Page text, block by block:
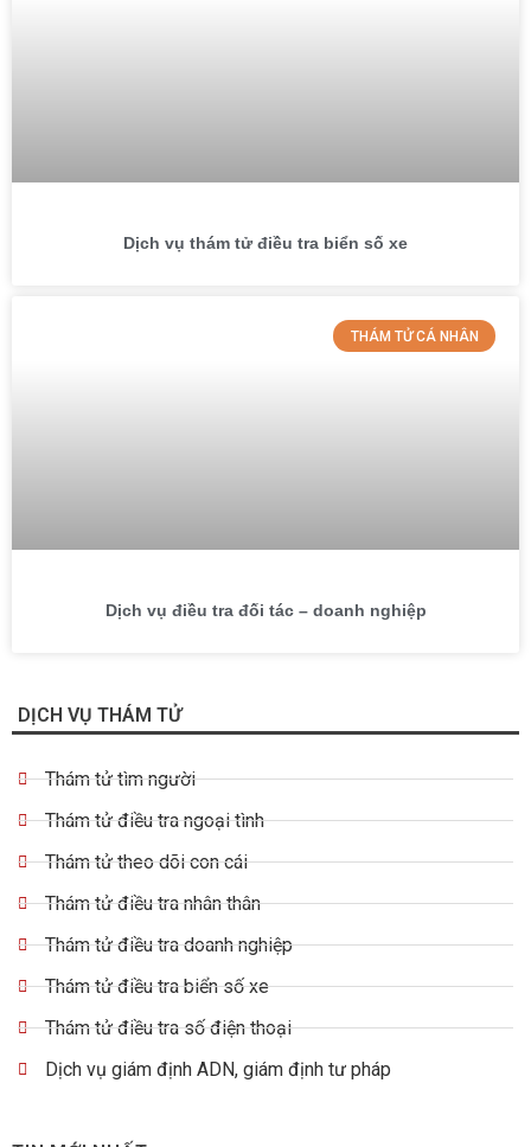
Dịch vụ thám tử điều tra biển số xe
THÁM TỬ CÁ NHÂN
Dịch vụ điều tra đối tác – doanh nghiệp
DỊCH VỤ THÁM TỬ
Thám tử tìm người
Thám tử điều tra ngoại tình
Thám tử theo dõi con cái
Thám tử điều tra nhân thân
Thám tử điều tra doanh nghiệp
Thám tử điều tra biển số xe
Thám tử điều tra số điện thoại
Dịch vụ giám định ADN, giám định tư pháp